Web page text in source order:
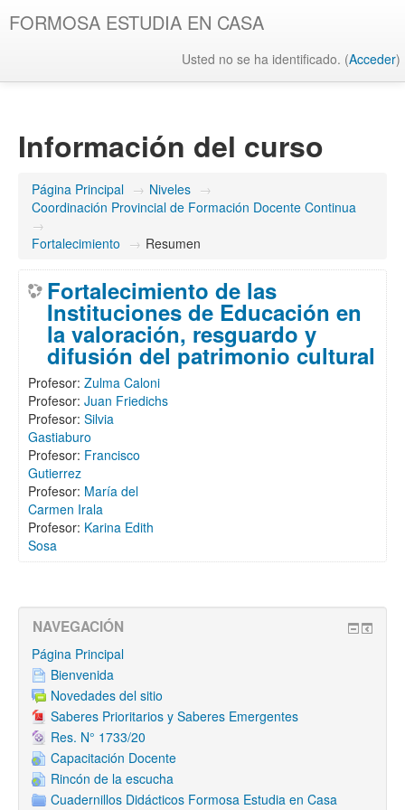
FORMOSA ESTUDIA EN CASA
Usted no se ha identificado. (Acceder)
Información del curso
Página Principal → Niveles →
Coordinación Provincial de Formación Docente Continua
→
Fortalecimiento → Resumen
Fortalecimiento de las
Instituciones de Educación en
la valoración, resguardo y
difusión del patrimonio cultural
Profesor: Zulma Caloni
Profesor: Juan Friedichs
Profesor: Silvia
Gastiaburo
Profesor: Francisco
Gutierrez
Profesor: María del
Carmen Irala
Profesor: Karina Edith
Sosa
NAVEGACIÓN
Página Principal
Bienvenida
Novedades del sitio
Saberes Prioritarios y Saberes Emergentes
Res. N° 1733/20
Capacitación Docente
Rincón de la escucha
Cuadernillos Didácticos Formosa Estudia en Casa